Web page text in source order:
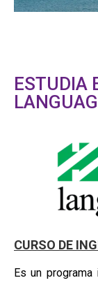
ESTUDIA
CURSO DE
Es un